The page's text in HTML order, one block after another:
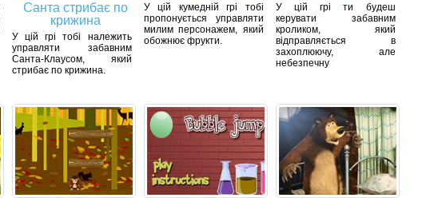
Санта стрибає по
крижина
У цій грі тобі належить
управляти забавним
Санта-Клаусом, який
стрибає по крижина.
У цій кумедній грі тобі
пропонується управляти
милим персонажем, який
обожнює фрукти.
У цій грі ти будеш
керувати забавним
кроликом, який
відправляється в
захоплюючу, але
небезпечну